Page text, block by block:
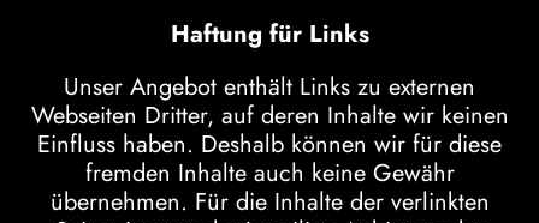
Haftung für Links
Unser Angebot enthält Links zu externen
Webseiten Dritter, auf deren Inhalte wir keinen
Einfluss haben. Deshalb können wir für diese
fremden Inhalte auch keine Gewähr
übernehmen. Für die Inhalte der verlinkten